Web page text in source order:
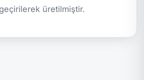
üretilmiştir.